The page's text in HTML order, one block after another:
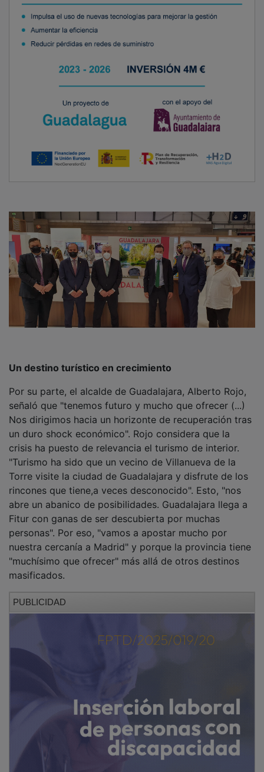
señaló que "tenemos futuro y mucho que ofrecer (...)
Nos dirigimos hacia un horizonte de recuperación tras
un duro shock económico". Rojo considera que la
crisis ha puesto de relevancia el turismo de interior.
"Turismo ha sido que un vecino de Villanueva de la
Torre visite la ciudad de Guadalajara y disfrute de los
rincones que tiene,a veces desconocido". Esto, "nos
abre un abanico de posibilidades. Guadalajara llega a
Fitur con ganas de ser descubierta por muchas
personas". Por eso, "vamos a apostar mucho por
nuestra cercanía a Madrid" y porque la provincia tiene
"muchísimo que ofrecer" más allá de otros destinos
masificados.